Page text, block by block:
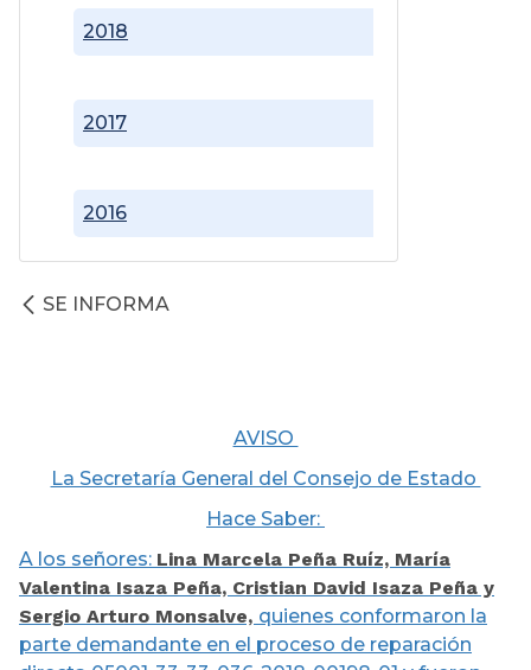
2016
2017
2018
SE INFORMA
AVISO
La Secretaría General del Consejo de Estado
Hace Saber:
A los señores: Lina Marcela Peña Ruíz, María
Valentina Isaza Peña, Cristian David Isaza Peña y
Sergio Arturo Monsalve, quienes conformaron la
parte demandante en el proceso de reparación